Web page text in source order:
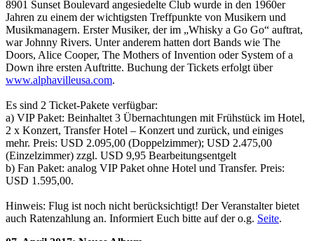
8901 Sunset Boulevard angesiedelte Club wurde in den 1960er
Jahren zu einem der wichtigsten Treffpunkte von Musikern und
Musikmanagern. Erster Musiker, der im „Whisky a Go Go“ auftrat,
war Johnny Rivers. Unter anderem hatten dort Bands wie The
Doors, Alice Cooper, The Mothers of Invention oder System of a
Down ihre ersten Auftritte. Buchung der Tickets erfolgt über
www.alphavilleusa.com.
Es sind 2 Ticket-Pakete verfügbar:
a) VIP Paket: Beinhaltet 3 Übernachtungen mit Frühstück im Hotel,
2 x Konzert, Transfer Hotel – Konzert und zurück, und einiges
mehr. Preis: USD 2.095,00 (Doppelzimmer); USD 2.475,00
(Einzelzimmer) zzgl. USD 9,95 Bearbeitungsentgelt
b) Fan Paket: analog VIP Paket ohne Hotel und Transfer. Preis:
USD 1.595,00.
Hinweis: Flug ist noch nicht berücksichtigt! Der Veranstalter bietet
auch Ratenzahlung an. Informiert Euch bitte auf der o.g. Seite.